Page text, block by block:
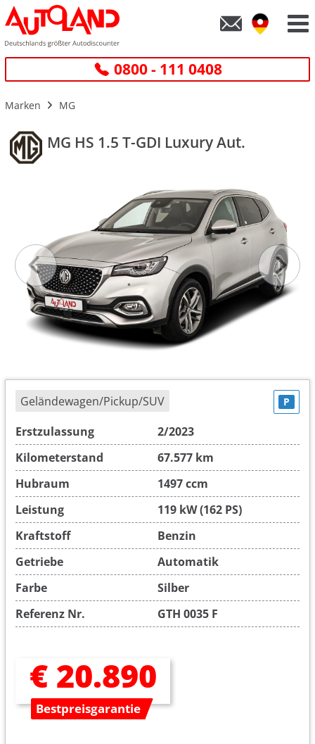
0800 - 111 0408
Marken MG
MG HS 1.5 T-GDI Luxury Aut.
Geländewagen/Pickup/SUV P
Erstzulassung
2/2023
Kilometerstand
67.577 km
Hubraum
1497 ccm
Leistung
119 kW (162 PS)
Kraftstoff
Benzin
Getriebe
Automatik
Farbe
Silber
Referenz Nr.
GTH 0035 F
€ 20.890
Bestpreisgarantie